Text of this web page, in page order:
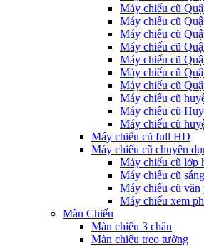
Máy chiếu cũ
Máy chiếu cũ
Máy chiếu cũ
Máy chiếu cũ
Máy chiếu cũ
Máy chiếu cũ
Máy chiếu cũ
Máy chiếu cũ
Máy chiếu cũ
Máy chiếu cũ
Máy chiếu cũ full HD
Máy chiếu cũ chuyên
Máy chiếu cũ lớp
Máy chiếu cũ
Máy chiếu cũ văn
Máy chiếu xem
Màn Chiếu
Màn chiếu 3 chân
Màn chiếu treo tường